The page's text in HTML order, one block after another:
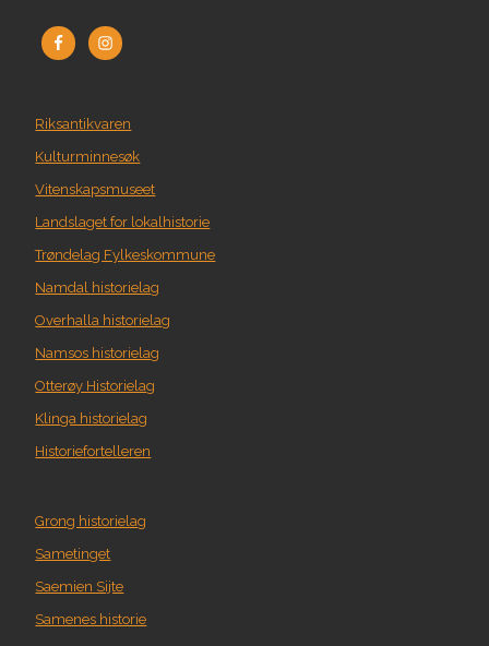
Riksantikvaren
Kulturminnesøk
Vitenskapsmuseet
Landslaget for lokalhistorie
Trøndelag Fylkeskommune
Namdal historielag
Overhalla historielag
Namsos historielag
Otterøy Historielag
Klinga historielag
Historiefortelleren
Grong historielag
Sametinget
Saemien Sijte
Samenes historie